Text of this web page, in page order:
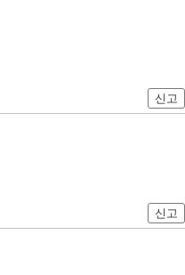
신고
신고